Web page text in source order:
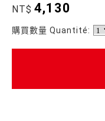
NT$ 4,130
購買數量 Quantité: